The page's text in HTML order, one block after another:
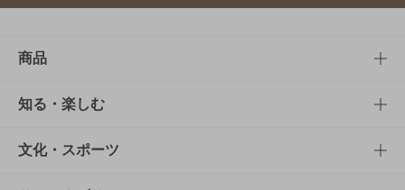
商品
商品TOP
商品一覧
知る・楽しむ
知る・楽しむTOP
文化・スポーツ